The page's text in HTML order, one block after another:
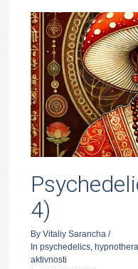
4)
ByVitaliy Sarancha /
Inpsychedelics,
aktivnosti